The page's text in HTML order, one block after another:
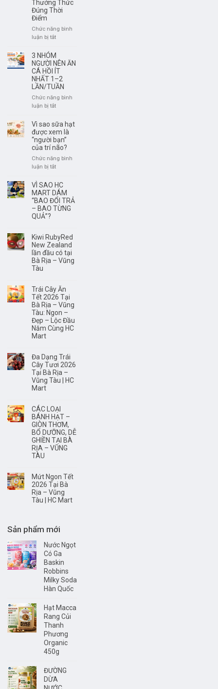
Vũng
Tàu
đâu
tươi
có
nguồn
gốc
rõ
ràng?
Thưởng Thức
Đúng Thời
Điểm
Chức năng bình
luận bị tắtở
Vang
Không
Phải
Để
Càng
Lâu
Điều
Quan
trọng
Thưởng
Thức
Thời
Điểm
3 NHÓM
NGƯỜI NÊN ĂN
CÁ HỒI ÍT
NHẤT 1–2
LẦN/TUẦN
Chức năng bình
luận bị tắtở
NHÓM
NGƯỜI
NÊN
ĂN
CÁ
1–
2
LẦN/TUẦN
Vì sao sữa hạt
được xem là
“người bạn”
của trí não?
Chức năng bình
luận bị tắtở
sao
sữa
hạt
được
bạn”
của
trí
VÌ SAO HC
MART DÁM
“BAO ĐỔI TRẢ
– BAO TỪNG
QUẢ”?
Kiwi RubyRed
New Zealand
lần đầu có tại
Bà Rịa – Vũng
Tàu
Trái Cây Ăn
Tết 2026 Tại
Bà Rịa – Vũng
Tàu: Ngon –
Đẹp – Lộc Đầu
Năm Cùng HC
Mart
Đa Dạng Trái
Cây Tươi 2026
Tại Bà Rịa –
Vũng Tàu | HC
Mart
CÁC LOẠI
BÁNH HẠT –
GIÒN THƠM,
BỔ DƯỠNG, DỄ
GHIỀN TẠI BÀ
RỊA – VŨNG
TÀU
Mứt Ngon Tết
2026 Tại Bà
Rịa – Vũng
Tàu | HC Mart
Sản phẩm mới
Nước Ngọt
Có Ga
Baskin
Robbins
Milky Soda
Hàn Quốc
Hạt Macca
Rang Củi
Thanh
Phương
Organic
450g
ĐƯỜNG
DỪA